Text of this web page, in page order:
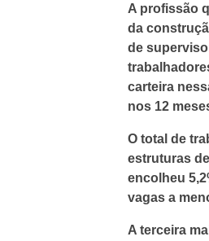
A profissão
da
de
carteira
nos 12
O total de
estruturas
encolheu
vagas a
A terceira